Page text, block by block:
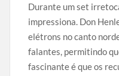
Durante um set
impressiona. Don
elétrons no canto
falantes, permitindo
fascinante é que os